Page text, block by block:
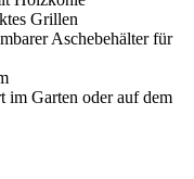
Grillen
Aschebehälter für
im Garten oder auf dem